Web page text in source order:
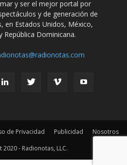
y ser el mejor portal por
y de generación de
en Estados Unidos, México,
República Dominicana.
de Privacidad Publicidad
Nosotros
- Radionotas, LLC.